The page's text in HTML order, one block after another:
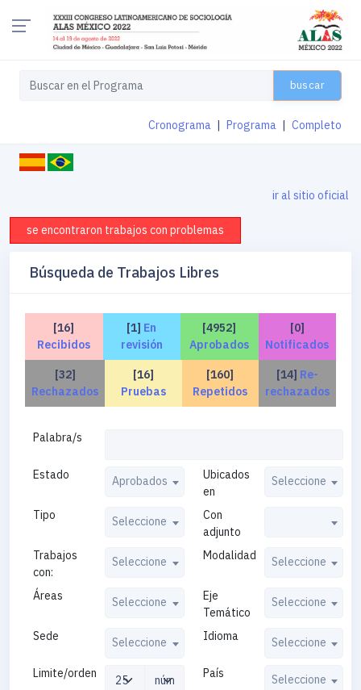
buscar
Cronograma Programa Completo
ir al sitio oficial
se encontraron trabajos con problemas
Búsqueda de Trabajos Libres
[16]
Recibidos
[1] En
revisión
[4952]
Aprobados
[0]
Notificados
[32]
Rechazados
[16]
Pruebas
[160]
Repetidos
[14] Re-
rechazados
Palabra/s
Estado Aprobados
Ubicados
en
Seleccione
Tipo Seleccione
Con
adjunto
Trabajos
con:
Seleccione Modalidad Seleccione
Áreas Seleccione
Eje
Temático
Seleccione
Sede Seleccione Idioma Seleccione
Limite/orden País Seleccione